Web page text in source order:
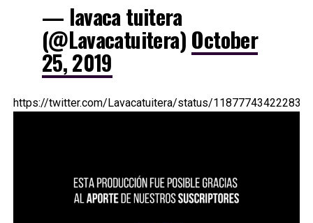
— lavaca tuitera
(@Lavacatuitera) October
25, 2019
https://twitter.com/Lavacatuitera/status/